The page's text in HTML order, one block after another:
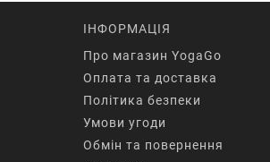
ІНФОРМАЦІЯ
Про магазин YogaGo
Оплата та доставка
Політика безпеки
Умови угоди
Обмін та повернення